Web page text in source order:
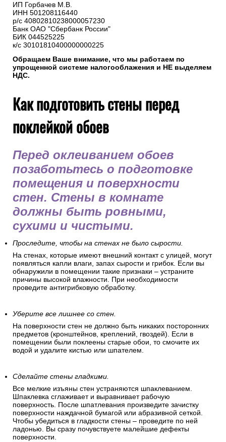
ИП Горбачев М.В.
ИНН 501208116440
р/с 40802810238000057230
Банк ОАО "Сбербанк России"
БИК 044525225
к/с 30101810400000000225
Обращаем Ваше внимание, что мы работаем по
упрощенной системе налогооблажения и НЕ выделяем
НДС.
Как подготовить стены перед
поклейкой обоев
Перед оклеиванием обоев
позаботьтесь о подготовке
помещения и поверхности
стен. Стены в комнате
должны быть ровными,
сухими и чистыми.
Проследите, чтобы на стенах не было сырости.
На стенах, которые имеют внешний контакт с улицей, могут
появляться капли влаги, запах сырости и грибок. Если вы
обнаружили в помещении такие признаки – устраните
причины высокой влажности. При необходимости
проведите антигрибковую обработку.
Уберите все лишнее со стен.
На поверхности стен не должно быть никаких посторонних
предметов (кронштейнов, креплений, гвоздей). Если в
помещении были поклеены старые обои, то смочите их
водой и удалите кистью или шпателем.
Сделайте стены гладкими.
Все мелкие изъяны стен устраняются шпаклеванием.
Шпаклевка сглаживает и выравнивает рабочую
поверхность. После шпатлевания произведите зачистку
поверхности наждачной бумагой или абразивной сеткой.
Чтобы убедиться в гладкости стены – проведите по ней
ладонью. Вы сразу почувствуете малейшие дефекты
поверхности.